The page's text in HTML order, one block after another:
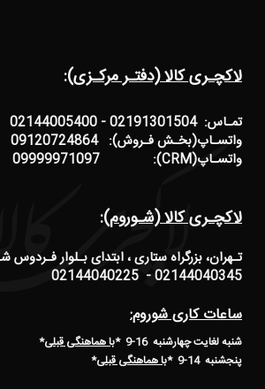
لاکچـری کالا (دفتـر مرکـزی):
تمـاس: 02191301504 - 02144005400
واتسـاپ(بخـش فـروش): 09120724864
واتسـاپ(CRM): 09999971097
لاکچـری کالا (شـوروم):
تـهران، بزرگراه ستاری ، ابتدای بـلوار فـردوس
02144040345 - 02144040225
ساعات کاری شوروم:
شنبه لغایت چهارشنبه 16-9 * با هماهنگی قبلی*
پنجشنبه 14-9
*با هماهنگی قبلی*